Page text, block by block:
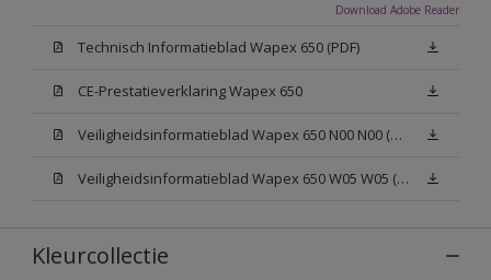
Download Adobe Reader
Technisch Informatieblad Wapex 650 (PDF)
CE-Prestatieverklaring Wapex 650
Veiligheidsinformatieblad Wapex 650 N00 N00 (MSDS)
Veiligheidsinformatieblad Wapex 650 W05 W05 (MSDS)
Kleurcollectie